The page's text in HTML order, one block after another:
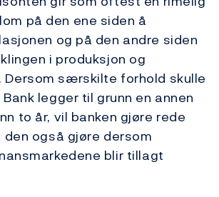
på den ene siden å
og på den andre siden
i produksjon og
særskilte forhold skulle
legger til grunn en annen
to år, vil banken gjøre rede
også gjøre dersom
blir tillagt